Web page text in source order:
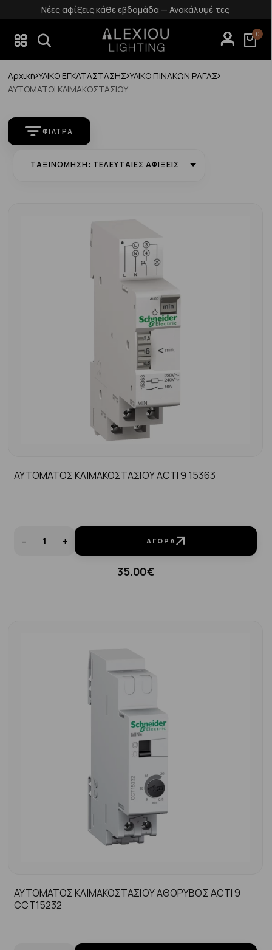
— Ανακάλυψέ τες Δωρεάν επιστροφές
0
Αρχική ΥΛΙΚΟ ΕΓΚΑΤΑΣΤΑΣΗΣ ΥΛΙΚΟ ΠΙΝΑΚΩΝ ΡΑΓΑΣ
ΑΥΤΟΜΑΤΟΙ ΚΛΙΜΑΚΟΣΤΑΣΙΟΥ
ΦΊΛΤΡΑ
ΤΑΞΙΝΌΜΗΣΗ: ΤΕΛΕΥΤΑΊΕΣ ΑΦΊΞΕΙΣ
ΑΥΤΟΜΑΤΟΣ ΚΛΙΜΑΚΟΣΤΑΣΙΟΥ ACTI 9 15363
- + ΑΓΟΡΆ
35.00€
ΑΥΤΟΜΑΤΟΣ ΚΛΙΜΑΚΟΣΤΑΣΙΟΥ ΑΘΟΡΥΒΟΣ ACTI 9
CCT15232